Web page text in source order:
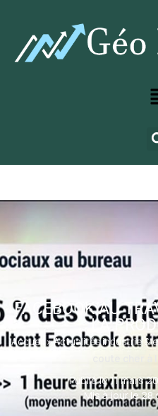
FACEBOOK AU
LA
Accueil »Actualités industrie &
coute cher
Publié le 11 mars
Mis à jour le